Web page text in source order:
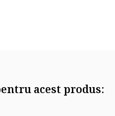
acest produs: